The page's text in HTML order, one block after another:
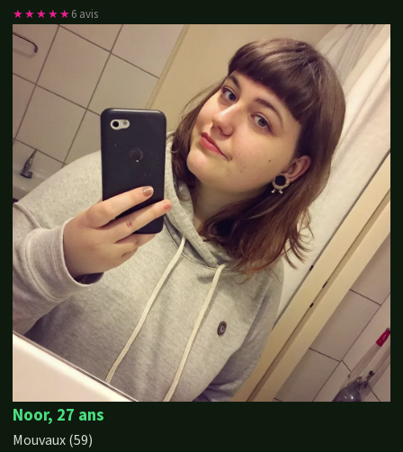
★★★★★6 avis
Noor, 27 ans
Mouvaux (59)